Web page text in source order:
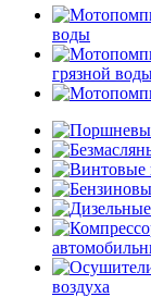
воды
грязной
воздуха